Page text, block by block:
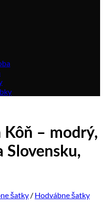
Kôň – modrý,
Slovensku,
šatky / Hodvábne šatky